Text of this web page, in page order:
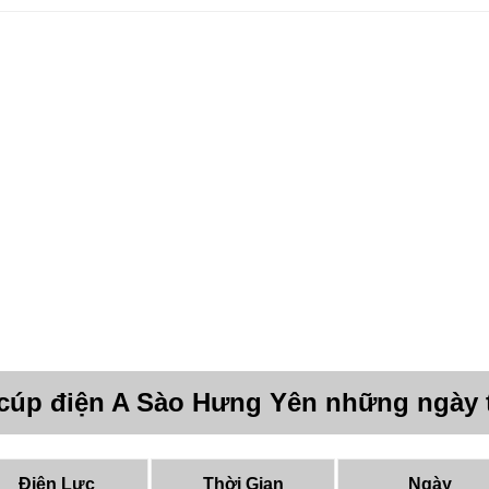
điện A Sào Hưng Yên những
Điện Lực Thời Gian Ngày